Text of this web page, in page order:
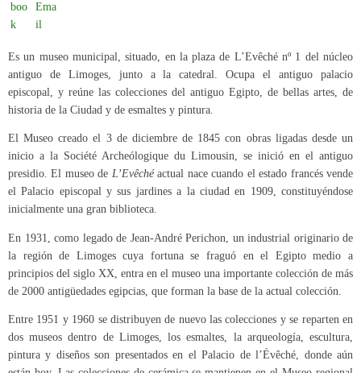
Es un museo municipal, situado, en la plaza de L’Evêché nº 1 del núcleo
antiguo de Limoges, junto a la catedral. Ocupa el antiguo palacio
episcopal, y reúne las colecciones del antiguo Egipto, de bellas artes, de
historia de la Ciudad y de esmaltes y pintura.
El Museo creado el 3 de diciembre de 1845 con obras ligadas desde un
inicio a la Société Archeólogique du Limousin, se inició en el antiguo
presidio. El museo de L’Evêchéactual nace cuando el estado francés vende
el Palacio episcopal y sus jardines a la ciudad en 1909, constituyéndose
inicialmente una gran biblioteca.
En 1931, como legado de Jean-André Perichon, un industrial originario de
la región de Limoges cuya fortuna se fraguó en el Egipto medio a
principios del siglo XX, entra en el museo una importante colección de más
de 2000 antigüedades egipcias, que forman la base de la actual colección.
Entre 1951 y 1960 se distribuyen de nuevo las colecciones y se reparten en
dos museos dentro de Limoges, los esmaltes, la arqueología, escultura,
pintura y diseños son presentados en el Palacio de l’Évêché, donde aún